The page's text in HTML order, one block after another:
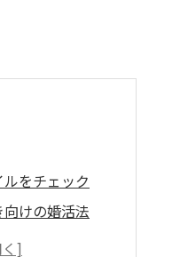
をチェック
けの婚活法
トとデメリット